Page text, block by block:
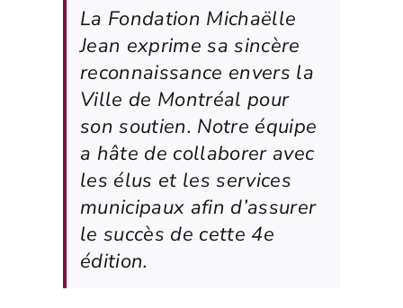
La Fondation Michaëlle
Jean exprime sa sincère
reconnaissance envers la
Ville de Montréal pour
son soutien. Notre équipe
a hâte de collaborer avec
les élus et les services
municipaux afin d’assurer
le succès de cette 4e
édition.